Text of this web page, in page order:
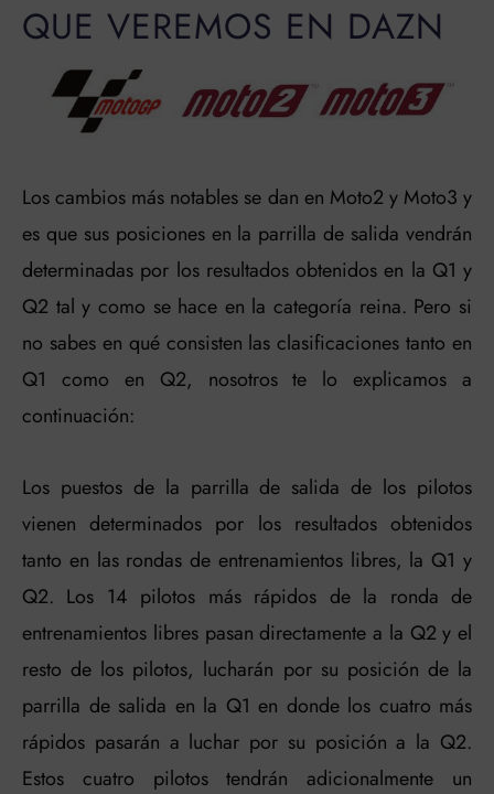
QUE VEREMOS EN DAZN
Los cambios más notables se dan en Moto2 y Moto3 y
es que sus posiciones en la parrilla de salida vendrán
determinadas por los resultados obtenidos en la Q1 y
Q2 tal y como se hace en la categoría reina. Pero si
no sabes en qué consisten las clasificaciones tanto en
Q1 como en Q2, nosotros te lo explicamos a
continuación:
Los puestos de la parrilla de salida de los pilotos
vienen determinados por los resultados obtenidos
tanto en las rondas de entrenamientos libres, la Q1 y
Q2. Los 14 pilotos más rápidos de la ronda de
entrenamientos libres pasan directamente a la Q2 y el
resto de los pilotos, lucharán por su posición de la
parrilla de salida en la Q1 en donde los cuatro más
rápidos pasarán a luchar por su posición a la Q2.
Estos cuatro pilotos tendrán adicionalmente un